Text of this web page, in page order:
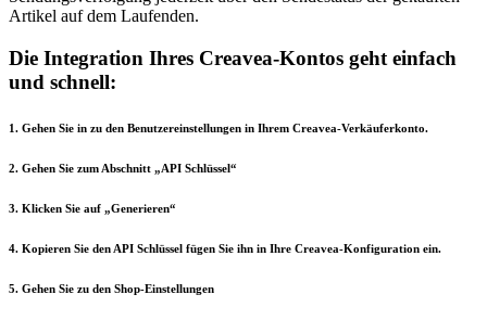
Artikel auf dem Laufenden.
Die Integration Ihres Creavea-Kontos geht einfach
und schnell:
1. Gehen Sie in zu den Benutzereinstellungen in Ihrem Creavea-Verkäuferkonto.
2. Gehen Sie zum Abschnitt „API Schlüssel“
3. Klicken Sie auf „Generieren“
4. Kopieren Sie den API Schlüssel fügen Sie ihn in Ihre Creavea-Konfiguration ein.
5. Gehen Sie zu den Shop-Einstellungen